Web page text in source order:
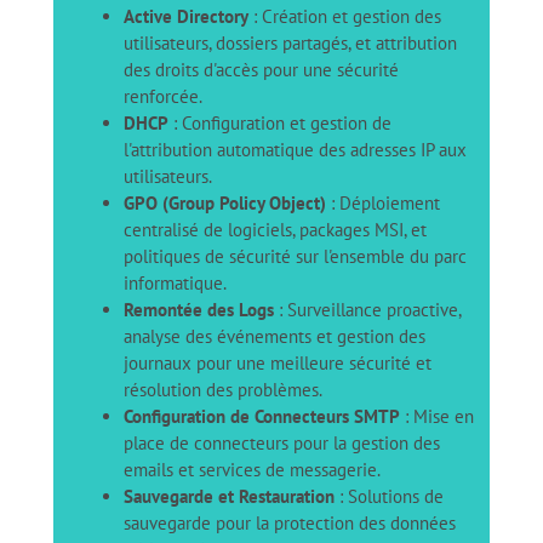
Active Directory : Création et gestion des
utilisateurs, dossiers partagés, et attribution
des droits d'accès pour une sécurité
renforcée.
DHCP : Configuration et gestion de
l'attribution automatique des adresses IP aux
utilisateurs.
GPO (Group Policy Object) : Déploiement
centralisé de logiciels, packages MSI, et
politiques de sécurité sur l'ensemble du parc
informatique.
Remontée des Logs : Surveillance proactive,
analyse des événements et gestion des
journaux pour une meilleure sécurité et
résolution des problèmes.
Configuration de Connecteurs SMTP : Mise en
place de connecteurs pour la gestion des
emails et services de messagerie.
Sauvegarde et Restauration : Solutions de
sauvegarde pour la protection des données